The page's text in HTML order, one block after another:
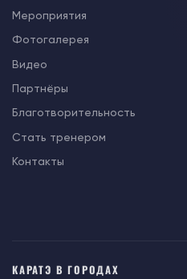
Мероприятия
Фотогалерея
Видео
Партнёры
Благотворительность
Стать тренером
Контакты
КАРАТЭ В ГОРОДАХ